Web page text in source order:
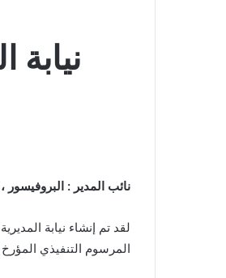
نائب المدير :
المرسوم التنفيذي المؤرخ في 07 جويلية 1998 والذي يتضمن انشاء